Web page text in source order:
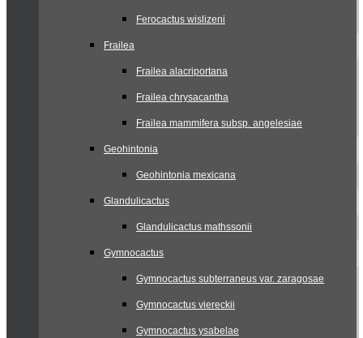
Ferocactus wislizeni
Frailea
Frailea alacriportana
Frailea chrysacantha
Frailea mammifera subsp. angelesiae
Geohintonia
Geohintonia mexicana
Glandulicactus
Glandulicactus mathssonii
Gymnocactus
Gymnocactus subterraneus var. zaragosae
Gymnocactus viereckii
Gymnocactus ysabelae